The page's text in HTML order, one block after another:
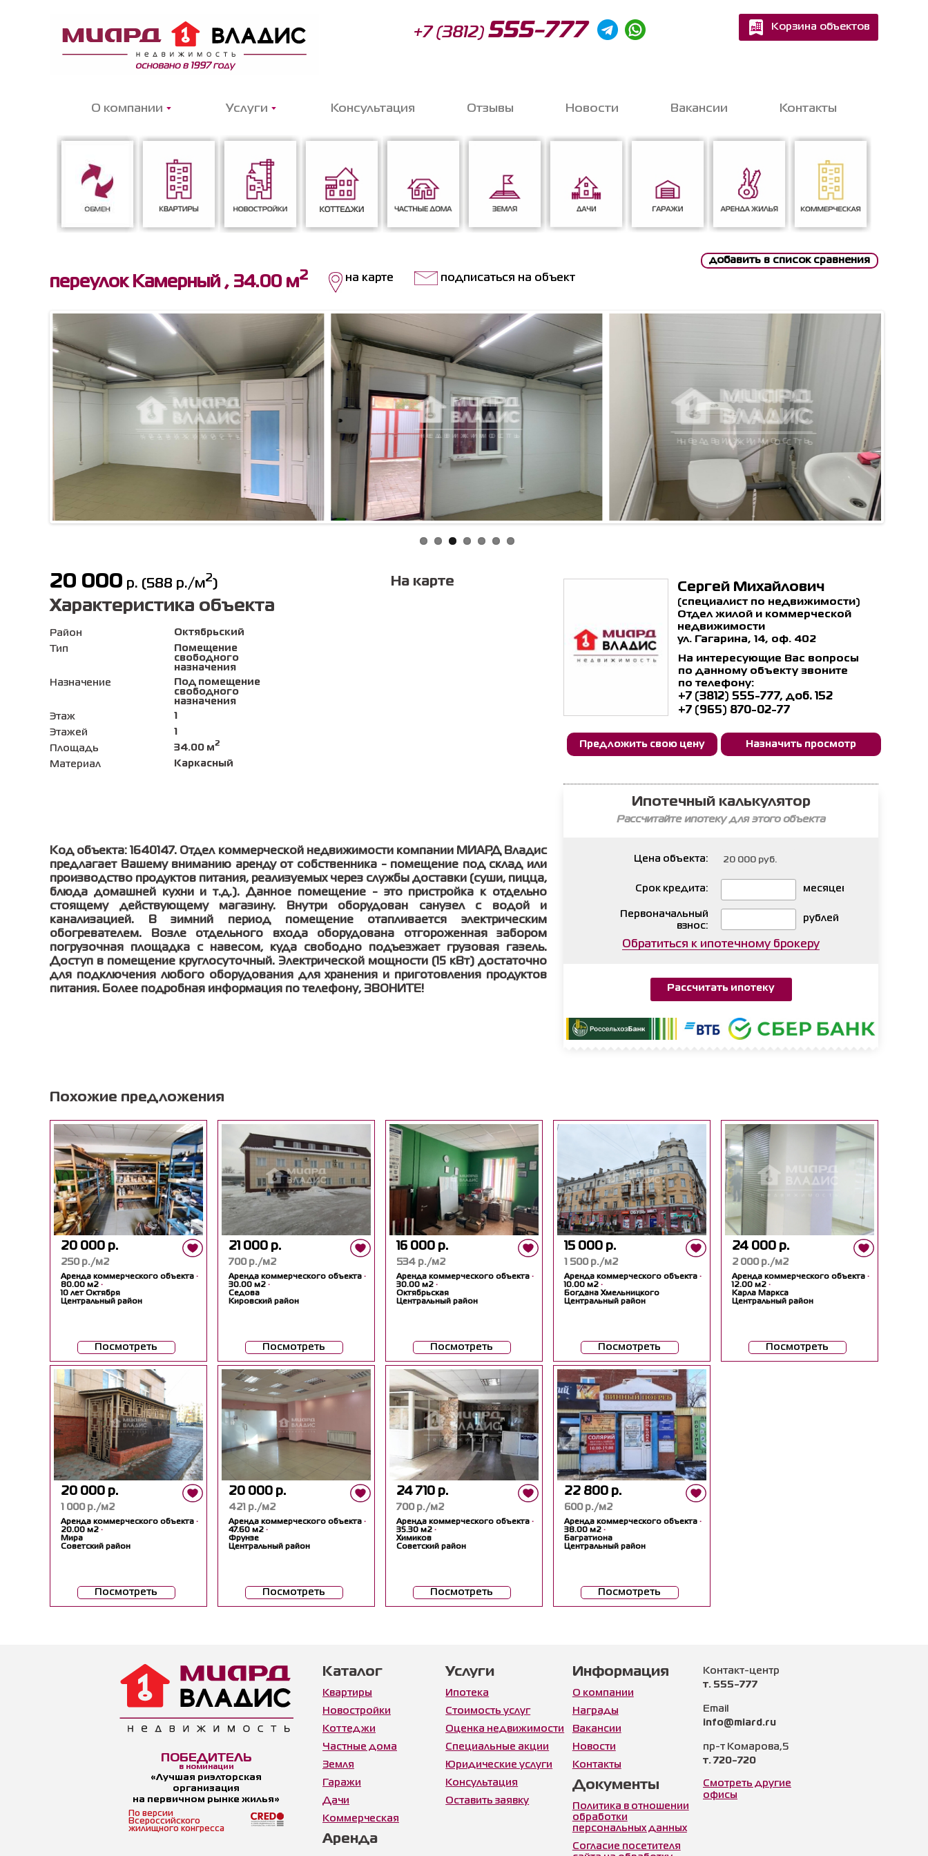
+7 (3812) 555-777 Корзина объектов
О компании Услуги Консультация Отзывы Новости Вакансии Контакты
Обмен Квартиры Новостройки Коттеджи Частные дома Земля Дачи
добавить в список сравнения
переулок Камерный , 34.00 м2 на карте подписаться на объект
20 000 р. (588 р./м2 )
Характеристика объекта
Район
Октябрьский
Тип
Помещение
свободного
назначения
Назначение
Под помещение
свободного
назначения
Этаж
1
Этажей
1
Площадь
34.00 м2
Материал Каркасный
На карте
Код объекта: 1640147. Отдел коммерческой недвижимости компании МИАРД Владис
предлагает Вашему вниманию аренду от собственника - помещение под склад или
производство продуктов питания, реализуемых через службы доставки (суши, пицца,
блюда домашней кухни и т.д.). Данное помещение - это пристройка к отдельно
стоящему действующему магазину. Внутри оборудован санузел с водой и
канализацией. В зимний период помещение отапливается электрическим
обогревателем. Возле отдельного входа оборудована отгороженная забором
погрузочная площадка с навесом, куда свободно подъезжает грузовая газель.
Доступ в помещение круглосуточный. Электрической мощности (15 кВт) достаточно
для подключения любого оборудования для хранения и приготовления продуктов
питания. Более подробная информация по телефону, ЗВОНИТЕ!
Сергей Михайлович
(специалист по недвижимости)
Отдел жилой и коммерческой
недвижимости
ул. Гагарина, 14, оф. 402
На интересующие Вас вопросы
по данному объекту звоните
по телефону:
+7 (3812) 555-777, доб. 152
+7 (965) 870-02-77
Предложить свою цену Назначить просмотр
Ипотечный калькулятор
Рассчитайте ипотеку для этого объекта
Цена объекта:
месяцев
Срок кредита:
рублей
Первоначальный
взнос:
Обратиться к ипотечному брокеру
Рассчитать ипотеку
Похожие предложения
20 000 р.
250 р./м2
Аренда коммерческого объекта ·
80.00 м2 ·
10 лет Октября
Центральный район
Посмотреть
21 000 р.
700 р./м2
Аренда коммерческого объекта ·
30.00 м2 ·
Седова
Кировский район
Посмотреть
16 000 р.
534 р./м2
Аренда коммерческого объекта ·
30.00 м2 ·
Октябрьская
Центральный район
Посмотреть
15 000 р.
1 500 р./м2
Аренда коммерческого объекта ·
10.00 м2 ·
Богдана Хмельницкого
Центральный район
Посмотреть
24 000 р.
2 000 р./м2
Аренда коммерческого объекта ·
12.00 м2 ·
Карла Маркса
Центральный район
Посмотреть
20 000 р.
1 000 р./м2
Аренда коммерческого объекта ·
20.00 м2 ·
Мира
Советский район
Посмотреть
20 000 р.
421 р./м2
Аренда коммерческого объекта ·
47.60 м2 ·
Фрунзе
Центральный район
Посмотреть
24 710 р.
700 р./м2
Аренда коммерческого объекта ·
35.30 м2 ·
Химиков
Советский район
Посмотреть
22 800 р.
600 р./м2
Аренда коммерческого объекта ·
38.00 м2 ·
Багратиона
Центральный район
Посмотреть
Контакт-центр
т. 555-777
Email
info@miard.ru
пр-т Комарова,5
т. 720-720
Смотреть другие
офисы
ПОБЕДИТЕЛЬ
в номинации
«Лучшая риэлторская
организация
на первичном рынке жилья»
По версии
Всероссийского
жилищного конгресса
Каталог
Квартиры
Новостройки
Коттеджи
Частные дома
Земля
Гаражи
Дачи
Коммерческая
Аренда
Услуги
Ипотека
Стоимость услуг
Оценка недвижимости
Специальные акции
Юридические услуги
Консультация
Оставить заявку
Информация
О компании
Награды
Вакансии
Новости
Контакты
Документы
Политика в отношении
обработки
персональных данных
Согласие посетителя
Запишитесь на бесплатную
online-консультацию
с экспертом
Согласен сполитикой обработки
персональных данных
ОТПРАВИТЬ